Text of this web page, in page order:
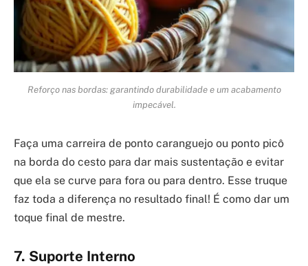
Reforço nas bordas: garantindo durabilidade e um acabamento
impecável.
Faça uma carreira de ponto caranguejo ou ponto picô
na borda do cesto para dar mais sustentação e evitar
que ela se curve para fora ou para dentro. Esse truque
faz toda a diferença no resultado final! É como dar um
toque final de mestre.
7. Suporte Interno